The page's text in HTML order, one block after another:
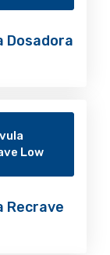
Dosadora
Recrave